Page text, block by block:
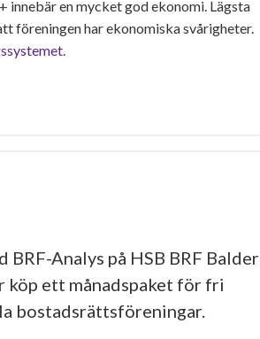
innebär en mycket god ekonomi. Lägsta
föreningen har ekonomiska svårigheter.
BRF-Analys på HSB BRF Balder
köp ett månadspaket för fri
bostadsrättsföreningar.